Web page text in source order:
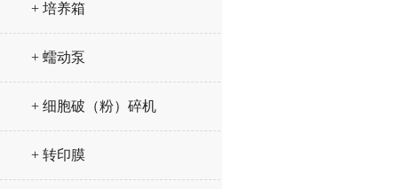
+ 培养箱
+ 蠕动泵
+ 细胞破（粉）碎机
+ 转印膜